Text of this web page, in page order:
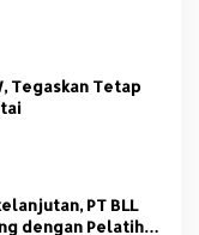
Tegaskan Tetap
PT BLL
dengan Pelatihan